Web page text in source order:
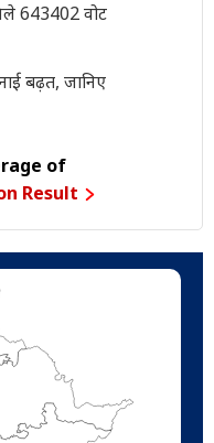
643402 वोट
बढ़त, जानिए
of
Result